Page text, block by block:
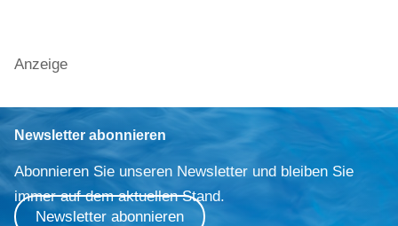
Anzeige
Newsletter abonnieren
Abonnieren Sie unseren Newsletter und bleiben Sie
immer auf dem aktuellen Stand.
Newsletter abonnieren